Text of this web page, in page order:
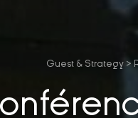
Guest & Strategy>